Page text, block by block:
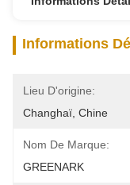
Informations
Lieu D'origine:
Changhaï, Chine
Nom De Marque:
GREENARK